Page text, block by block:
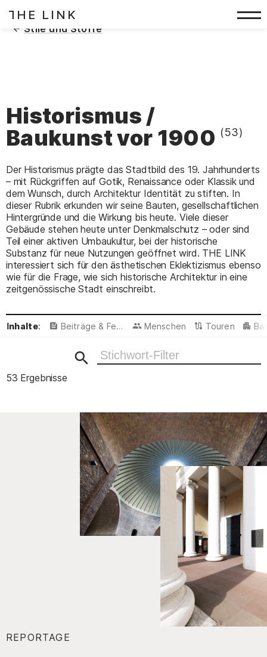
Zum Inhalt springen
T
HE LINK
Historismus /
Baukunst vor 1900 (53)
( Stile und Stoffe)
Der Historismus prägte das Stadtbild des 19. Jahrhunderts
– mit Rückgriffen auf Gotik, Renaissance oder Klassik und
dem Wunsch, durch Architektur Identität zu stiften. In
dieser Rubrik erkunden wir seine Bauten, gesellschaftlichen
Hintergründe und die Wirkung bis heute. Viele dieser
Gebäude stehen heute unter Denkmalschutz – oder sind
Teil einer aktiven Umbaukultur, bei der historische
Substanz für neue Nutzungen geöffnet wird. THE LINK
interessiert sich für den ästhetischen Eklektizismus ebenso
wie für die Frage, wie sich historische Architektur in eine
zeitgenössische Stadt einschreibt.
Inhalte: Beiträge & Featured Menschen Touren
Ergebnisse filtern
53 Ergebnisse
REPORTAGE